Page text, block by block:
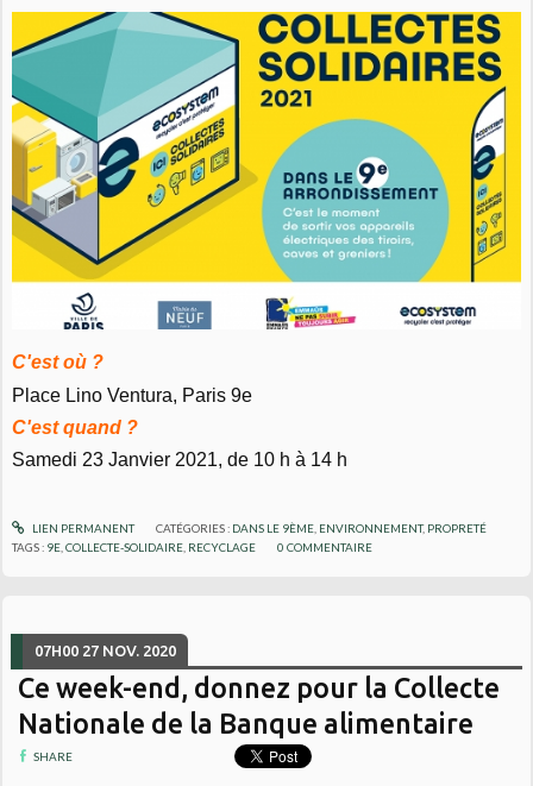
C'est où ?
Place Lino Ventura, Paris 9e
C'est quand ?
Samedi 23 Janvier 2021, de 10 h à 14 h
LIEN PERMANENT CATÉGORIES : DANS LE 9ÈME, ENVIRONNEMENT, PROPRETÉ
TAGS : 9E,COLLECTE-SOLIDAIRE, RECYCLAGE 0 COMMENTAIRE
07H00 27 NOV. 2020
Ce week-end, donnez pour la Collecte
Nationale de la Banque alimentaire
SHARE